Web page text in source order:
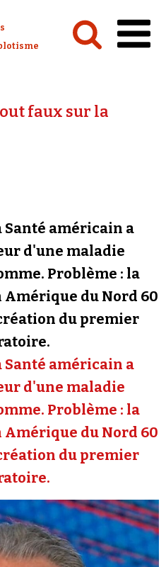
Watch :
presse
à Vera
faux sur la
Santé américain a
d'une maladie
Problème : la
du Nord 60
du premier
Santé américain a
d'une maladie
Problème : la
du Nord 60
du premier